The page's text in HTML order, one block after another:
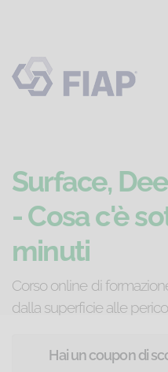
Surface,
- Cosa c'è
minuti
Corso online di
dalla superficie alle
Hai un coupon di